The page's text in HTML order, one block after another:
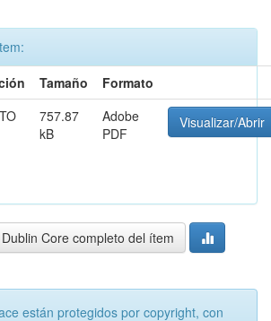
Tamaño
Formato
757.87
kB
Adobe
PDF
Visualizar/Abrir
Core completo del ítem
están protegidos por copyright, con